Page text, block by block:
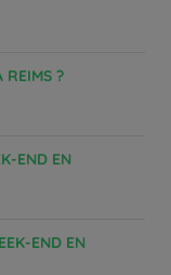
REIMS ?